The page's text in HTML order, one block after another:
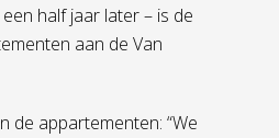
half jaar later – is de
aan de Van
de appartementen: “We